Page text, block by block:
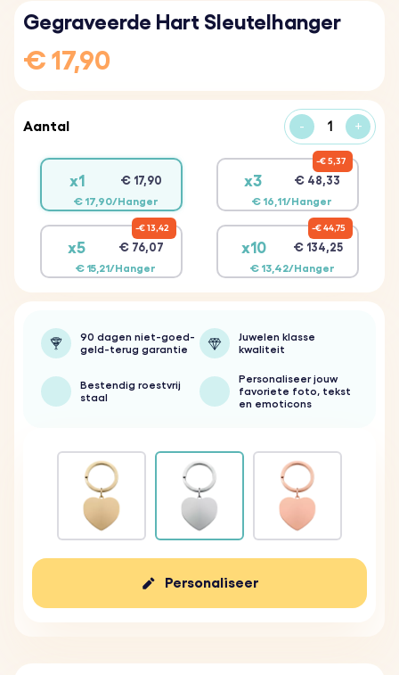
Gegraveerde Hart Sleutelhanger
€ 17,90
Aantal - +
x1 € 17,90
€ 17,90/Hanger
x3 € 48,33
€ 16,11/Hanger
€ 5,37
x5 € 76,07
€ 15,21/Hanger
€ 13,42
x10 € 134,25
€ 13,42/Hanger
€ 44,75
90 dagen niet-goed-
geld-terug garantie
Juwelen klasse
kwaliteit
Bestendig roestvrij
staal
Personaliseer jouw
favoriete foto, tekst
en emoticons
Personaliseer